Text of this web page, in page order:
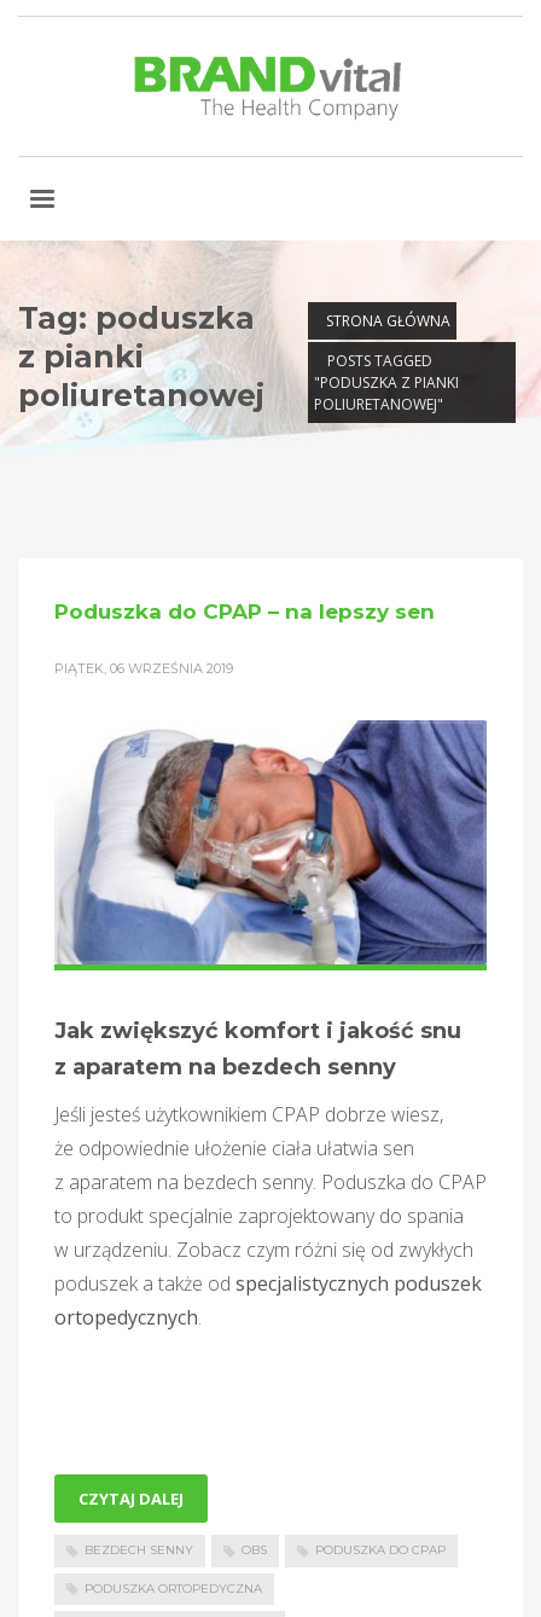
STRONA GŁÓWNA
POSTS TAGGED
"PODUSZKA Z PIANKI
POLIURETANOWEJ"
Tag: poduszka
z pianki
poliuretanowej
Poduszka do CPAP – na lepszy sen
PIĄTEK, 06 WRZEŚNIA 2019
Jak zwiększyć komfort i jakość snu
z aparatem na bezdech senny
Jeśli jesteś użytkownikiem CPAP dobrze wiesz,
że odpowiednie ułożenie ciała ułatwia sen
z aparatem na bezdech senny. Poduszka do CPAP
to produkt specjalnie zaprojektowany do spania
w urządzeniu. Zobacz czym różni się od zwykłych
poduszek a także od specjalistycznych poduszek
ortopedycznych.
BEZDECH SENNY OBS PODUSZKA DO CPAP
PODUSZKA ORTOPEDYCZNA
CZYTAJ DALEJ